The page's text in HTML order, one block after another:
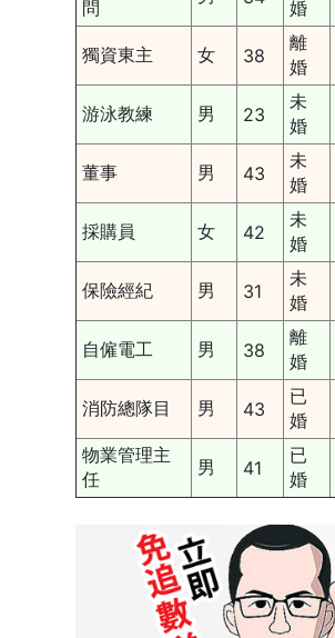
問
婚
獨資東主 女 38
離
婚
游泳教練 男 23
未
婚
董事 男 43
未
婚
採購員 女 42
未
婚
保險經紀 男 31
未
婚
自僱電工 男 38
離
婚
消防總隊目 男 43
已
婚
物業管理主
任
男 41
已
婚